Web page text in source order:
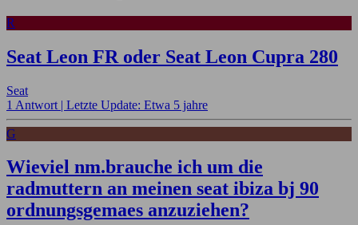
R
Seat Leon FR oder Seat Leon Cupra 280
Seat
1 Antwort | Letzte Update: Etwa 5 jahre
G
Wieviel nm.brauche ich um die
radmuttern an meinen seat ibiza bj 90
ordnungsgemaes anzuziehen?